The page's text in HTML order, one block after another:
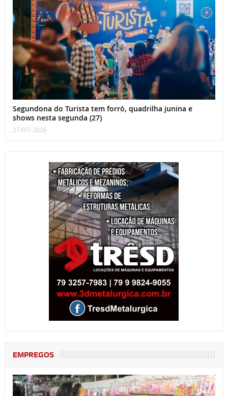
Segundona do Turista tem forró, quadrilha junina e
shows nesta segunda (27)
27/07/ 2026
EMPREGOS